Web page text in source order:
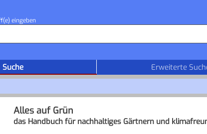
eingeben
Suche Erweiterte
Alles auf Grün
das Handbuch für nachhaltiges Gärtnern und